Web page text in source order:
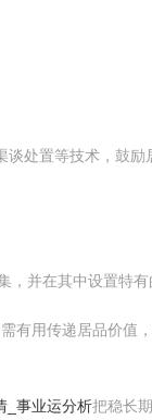
谈处置等技术，鼓励
并在其中设置特有
有用传递居品价值，
_事业运分析把稳长